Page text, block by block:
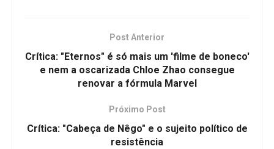
Post Anterior
Crítica: "Eternos" é só mais um 'filme de boneco'
e nem a oscarizada Chloe Zhao consegue
renovar a fórmula Marvel
Próximo Post
Crítica: "Cabeça de Nêgo" e o sujeito político de
resistência